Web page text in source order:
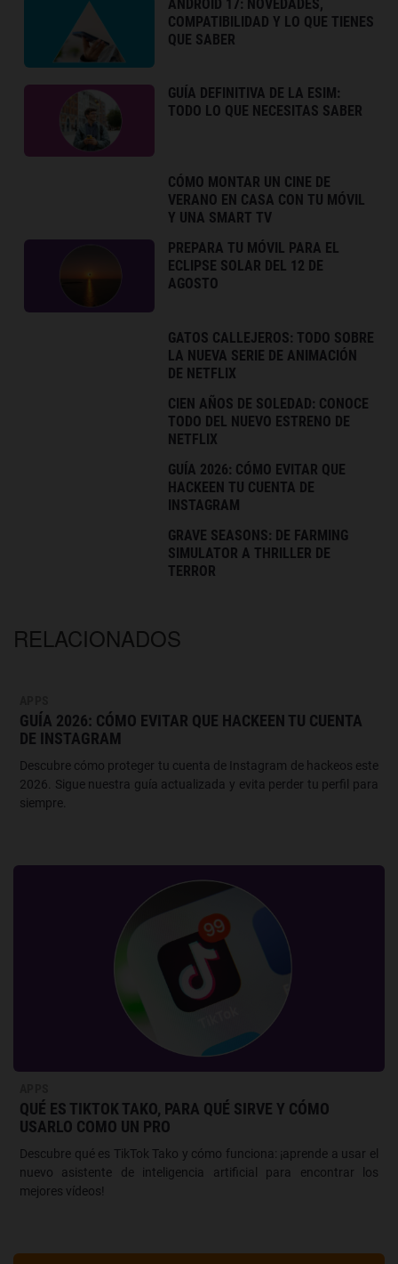
ANDROID 17: NOVEDADES,
COMPATIBILIDAD Y LO QUE TIENES
QUE SABER
GUÍA DEFINITIVA DE LA ESIM:
TODO LO QUE NECESITAS SABER
CÓMO MONTAR UN CINE DE
VERANO EN CASA CON TU MÓVIL
Y UNA SMART TV
PREPARA TU MÓVIL PARA EL
ECLIPSE SOLAR DEL 12 DE
AGOSTO
GATOS CALLEJEROS: TODO SOBRE
LA NUEVA SERIE DE ANIMACIÓN
DE NETFLIX
CIEN AÑOS DE SOLEDAD: CONOCE
TODO DEL NUEVO ESTRENO DE
NETFLIX
GUÍA 2026: CÓMO EVITAR QUE
HACKEEN TU CUENTA DE
INSTAGRAM
GRAVE SEASONS: DE FARMING
SIMULATOR A THRILLER DE
TERROR
RELACIONADOS
GUÍA 2026: CÓMO EVITAR QUE HACKEEN TU CUENTA
DE INSTAGRAM
Descubre cómo proteger tu cuenta de Instagram de hackeos este
2026. Sigue nuestra guía actualizada y evita perder tu perfil para
siempre.
QUÉ ES TIKTOK TAKO, PARA QUÉ SIRVE Y CÓMO
USARLO COMO UN PRO
Descubre qué es TikTok Tako y cómo funciona: ¡aprende a usar el
nuevo asistente de inteligencia artificial para encontrar los
mejores vídeos!